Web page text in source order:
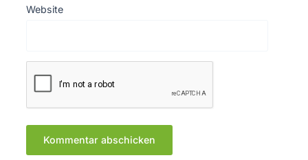
Website